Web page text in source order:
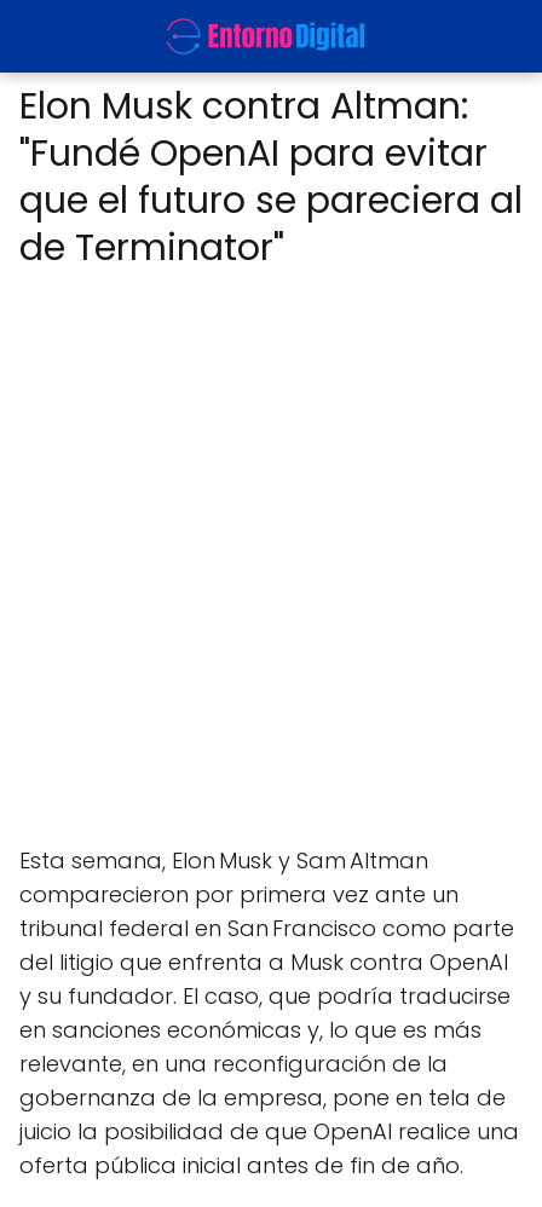
Elon Musk contra Altman:
"Fundé OpenAI para evitar
que el futuro se pareciera al
de Terminator"
Esta semana, Elon Musk y Sam Altman
comparecieron por primera vez ante un
tribunal federal en San Francisco como parte
del litigio que enfrenta a Musk contra OpenAI
y su fundador. El caso, que podría traducirse
en sanciones económicas y, lo que es más
relevante, en una reconfiguración de la
gobernanza de la empresa, pone en tela de
juicio la posibilidad de que OpenAI realice una
oferta pública inicial antes de fin de año.